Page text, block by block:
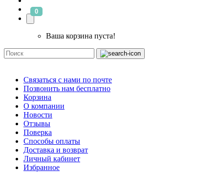
0
Ваша корзина пуста!
Связаться с нами по почте
Позвонить нам бесплатно
Корзина
О компании
Новости
Отзывы
Поверка
Способы оплаты
Доставка и возврат
Личный кабинет
Избранное